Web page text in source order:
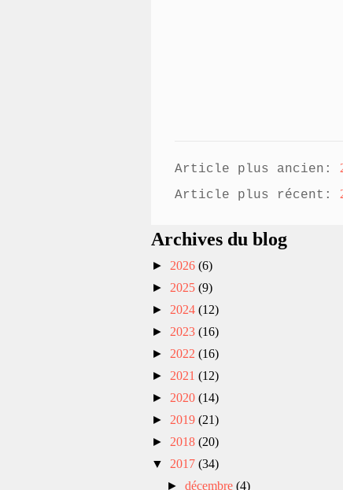
Article plus ancien:
Article plus récent:
Archives du blog
► 2026 (6)
► 2025 (9)
► 2024 (12)
► 2023 (16)
► 2022 (16)
► 2021 (12)
► 2020 (14)
► 2019 (21)
► 2018 (20)
▼ 2017 (34)
►décembre(4)